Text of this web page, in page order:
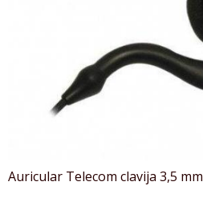
Auricular Telecom clavija 3,5 mm